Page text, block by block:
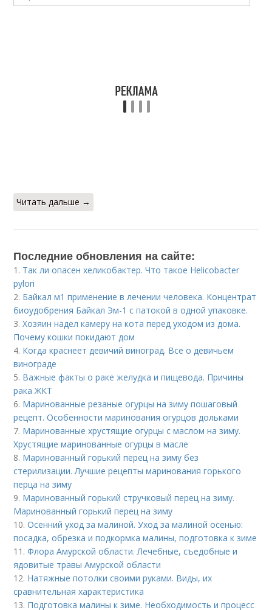
Читать дальше →
Последние обновления на сайте:
1. Так ли опасен хеликобактер. Что такое Helicobacter
pylori
2. Байкал м1 применение в лечении человека. Концентрат
биоудобрения Байкал Эм-1 с патокой в одной упаковке.
3.Хозяин надел камеру на кота перед уходом из дома.
Почему кошки покидают дом
4. Когда краснеет девичий виноград. Все о девичьем
винограде
5. Важные факты о раке желудка и пищевода. Причины
рака ЖКТ
6. Маринованные резаные огурцы на зиму пошаговый
рецепт. Особенности маринования огурцов дольками
7. Маринованные хрустящие огурцы с маслом на зиму.
Хрустящие маринованные огурцы в масле
8. Маринованный горький перец на зиму без
стерилизации. Лучшие рецепты маринования горького
перца на зиму
9. Маринованный горький стручковый перец на зиму.
Маринованный горький перец на зиму
10.Осенний уход за малиной. Уход за малиной осенью:
посадка, обрезка и подкормка малины, подготовка к зиме
11.Флора Амурской области. Лечебные, съедобные и
ядовитые травы Амурской области
12. Натяжные потолки своими руками. Виды, их
сравнительная характеристика
13. Подготовка малины к зиме. Необходимость и процесс